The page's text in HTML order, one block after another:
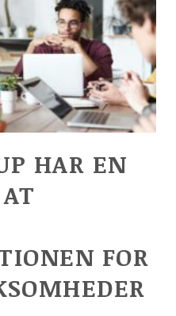
HAR EN
FOR